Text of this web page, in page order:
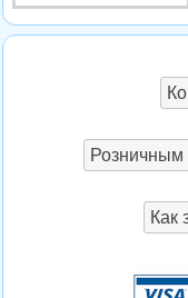
Розничным
Как